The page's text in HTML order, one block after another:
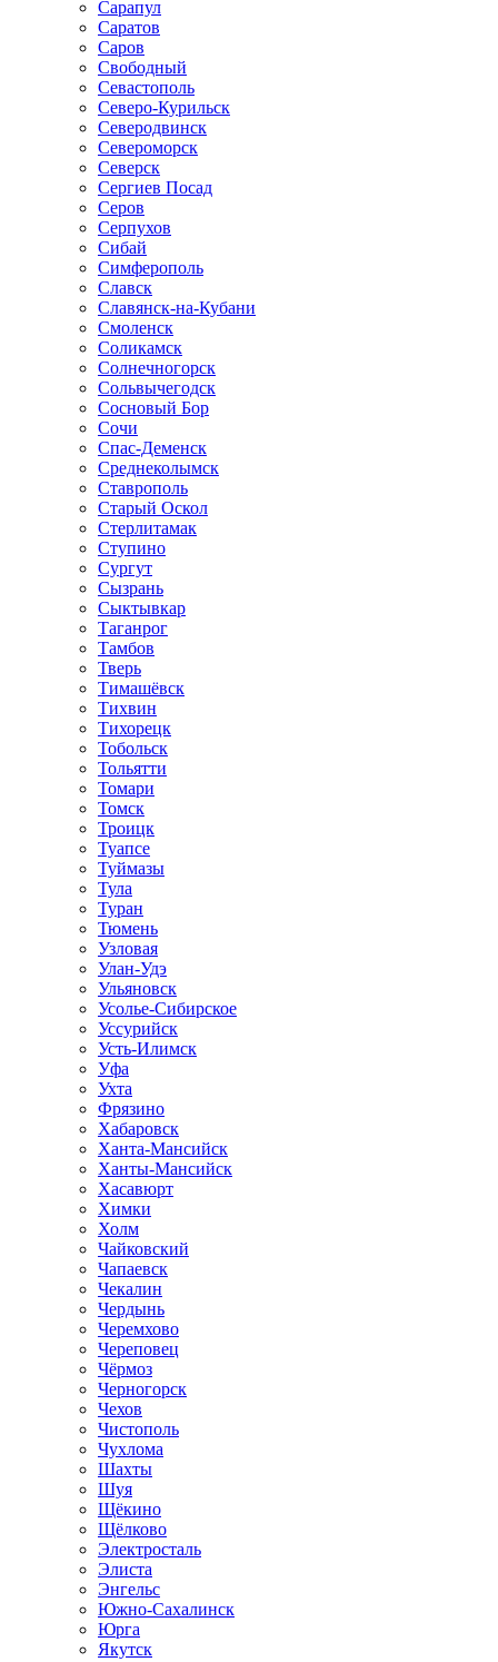
Сарапул
Саратов
Саров
Свободный
Севастополь
Северо-Курильск
Северодвинск
Североморск
Северск
Сергиев Посад
Серов
Серпухов
Сибай
Симферополь
Славск
Славянск-на-Кубани
Смоленск
Соликамск
Солнечногорск
Сольвычегодск
Сосновый Бор
Сочи
Спас-Деменск
Среднеколымск
Ставрополь
Старый Оскол
Стерлитамак
Ступино
Сургут
Сызрань
Сыктывкар
Таганрог
Тамбов
Тверь
Тимашёвск
Тихвин
Тихорецк
Тобольск
Тольятти
Томари
Томск
Троицк
Туапсе
Туймазы
Тула
Туран
Тюмень
Узловая
Улан-Удэ
Ульяновск
Усолье-Сибирское
Уссурийск
Усть-Илимск
Уфа
Ухта
Фрязино
Хабаровск
Ханта-Мансийск
Ханты-Мансийск
Хасавюрт
Химки
Холм
Чайковский
Чапаевск
Чекалин
Чердынь
Черемхово
Череповец
Чёрмоз
Черногорск
Чехов
Чистополь
Чухлома
Шахты
Шуя
Щёкино
Щёлково
Электросталь
Элиста
Энгельс
Южно-Сахалинск
Юрга
Якутск